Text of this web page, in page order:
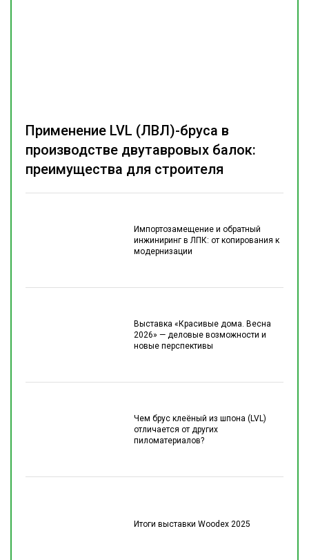
Импортозамещение и обратный
инжиниринг в ЛПК: от копирования к
модернизации
Выставка «Красивые дома. Весна
2026» — деловые возможности и
новые перспективы
Чем брус клеёный из шпона (LVL)
отличается от других
пиломатериалов?
Итоги выставки Woodex 2025
Применение LVL (ЛВЛ)-бруса в
производстве двутавровых балок:
преимущества для строителя